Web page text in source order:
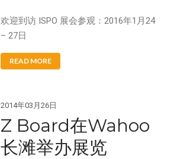
欢迎到访 ISPO 展会参观：2016年1月24
– 27日
READ MORE
2014年03月26日
Z Board在Wahoo
长滩举办展览